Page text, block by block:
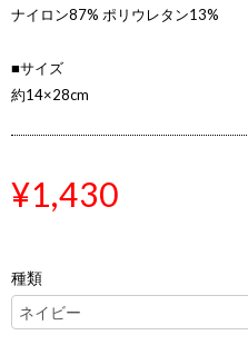
ナイロン87% ポリウレタン13%
■サイズ
約14×28cm
¥1,430
種類